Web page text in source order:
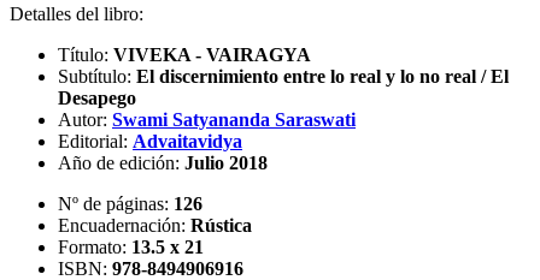
Detalles del libro:
Título: VIVEKA - VAIRAGYA
Subtítulo: El discernimiento entre lo real y lo no real / El
Desapego
Autor: Swami Satyananda Saraswati
Editorial: Advaitavidya
Año de edición: Julio 2018
Nº de páginas: 126
Encuadernación: Rústica
Formato: 13.5 x 21
ISBN: 978-8494906916